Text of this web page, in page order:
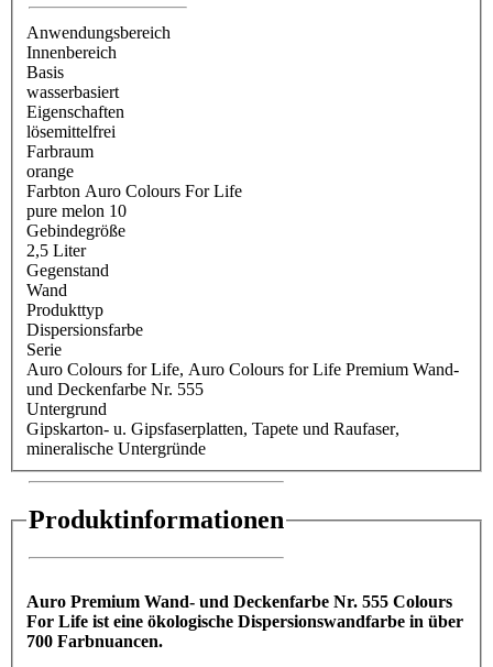
Anwendungsbereich
Innenbereich
Basis
wasserbasiert
Eigenschaften
lösemittelfrei
Farbraum
orange
Farbton Auro Colours For Life
pure melon 10
Gebindegröße
2,5 Liter
Gegenstand
Wand
Produkttyp
Dispersionsfarbe
Serie
Auro Colours for Life, Auro Colours for Life Premium Wand-
und Deckenfarbe Nr. 555
Untergrund
Gipskarton- u. Gipsfaserplatten, Tapete und Raufaser,
mineralische Untergründe
Produktinformationen
Auro Premium Wand- und Deckenfarbe Nr. 555 Colours
For Life ist eine ökologische Dispersionswandfarbe in über
700 Farbnuancen.